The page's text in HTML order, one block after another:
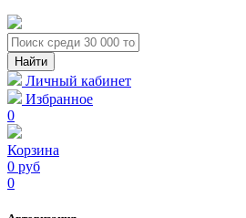
Личный кабинет
Избранное
0
Корзина
0 руб
0